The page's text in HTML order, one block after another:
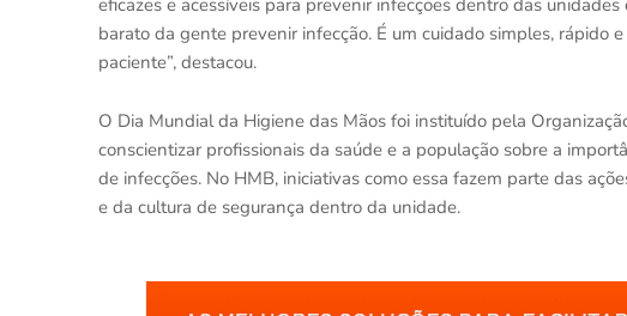
eficazes e acessíveis para prevenir infecções dentro das
barato da gente prevenir infecção. É um cuidado simples, rápido
paciente”, destacou.
O Dia Mundial da Higiene das Mãos foi instituído pela
conscientizar profissionais da saúde e a população sobre a
de infecções. No HMB, iniciativas como essa fazem parte das
e da cultura de segurança dentro da unidade.